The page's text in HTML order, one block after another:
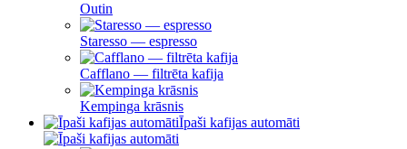
Outin
Staresso — espresso
Cafflano — filtrēta kafija
Kempinga krāsnis
Īpaši kafijas automāti